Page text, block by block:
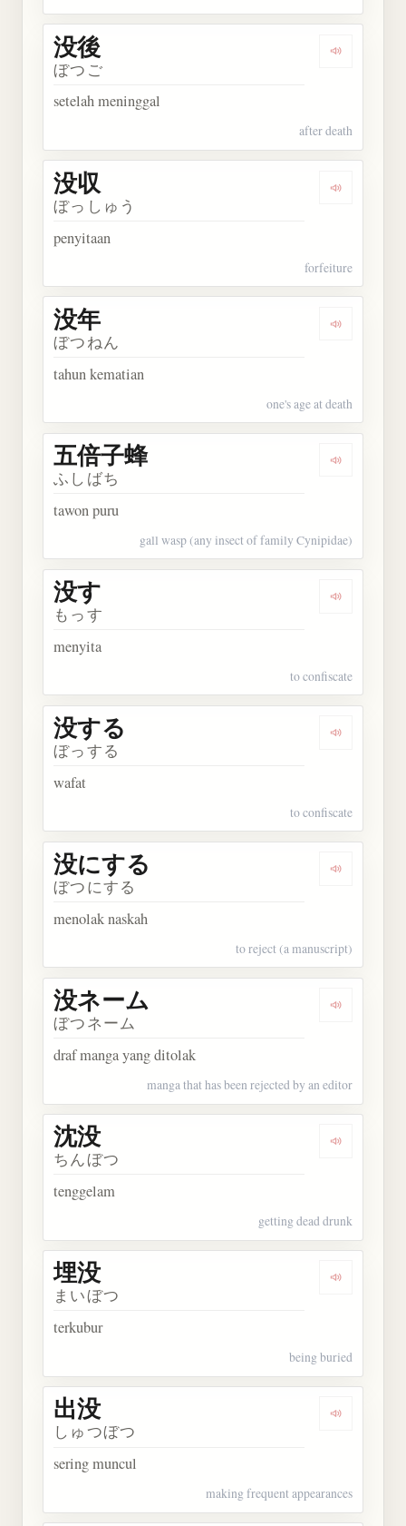
Dengarkan
没後
ぼつご
setelah meninggal
after death
Dengarkan
没収
ぼっしゅう
penyitaan
forfeiture
Dengarkan
没年
ぼつねん
tahun kematian
one's age at death
Dengarkan
五倍子蜂
ふしばち
tawon puru
gall wasp (any insect of family Cynipidae)
Dengarkan
没す
もっす
menyita
to confiscate
Dengarkan
没する
ぼっする
wafat
to confiscate
Dengarkan
没にする
ぼつにする
menolak naskah
to reject (a manuscript)
Dengarkan
没ネーム
ぼつネーム
draf manga yang ditolak
manga that has been rejected by an editor
Dengarkan
沈没
ちんぼつ
tenggelam
getting dead drunk
Dengarkan
埋没
まいぼつ
terkubur
being buried
Dengarkan
出没
しゅつぼつ
sering muncul
making frequent appearances